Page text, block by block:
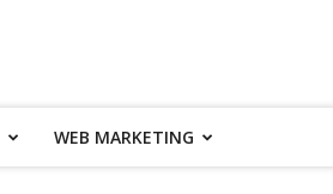
WEB MARKETING